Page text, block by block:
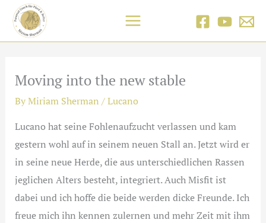
Skip
content
Moving into the new stable
ByMiriam Sherman/Lucano
Lucano hat seine Fohlenaufzucht verlassen und kam
gestern wohl auf in seinem neuen Stall an. Jetzt wird er
in seine neue Herde, die aus unterschiedlichen Rassen
jeglichen Alters besteht, integriert. Auch Misfit ist
dabei und ich hoffe die beide werden dicke Freunde. Ich
freue mich ihn kennen zulernen und mehr Zeit mit ihm